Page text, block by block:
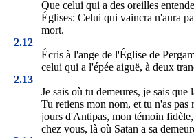
Que celui qui a des oreilles
Églises: Celui qui vaincra n'aura
mort.
2.12
Écris à l'ange de l'Église de
celui qui a l'épée aiguë, à deux
2.13
Je sais où tu demeures, je sais que
Tu retiens mon nom, et tu n'as pas
jours d'Antipas, mon témoin
chez vous, là où Satan a sa